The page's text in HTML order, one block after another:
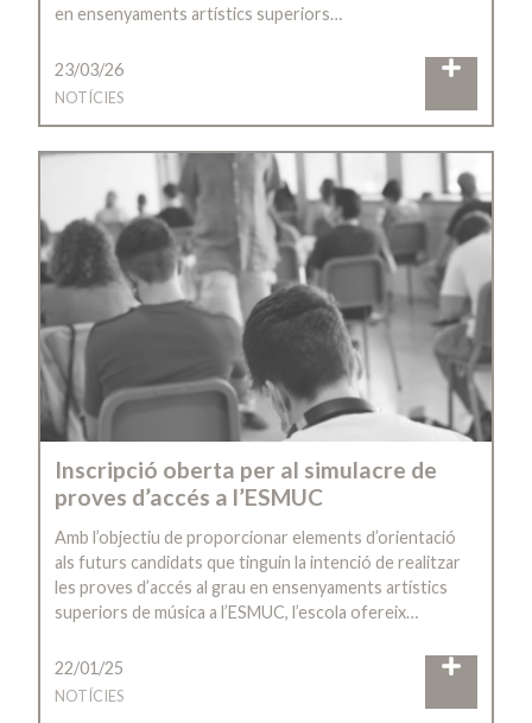
en ensenyaments artístics superiors…
23/03/26
NOTÍCIES
Inscripció oberta per al simulacre de
proves d’accés a l’ESMUC
Amb l’objectiu de proporcionar elements d’orientació
als futurs candidats que tinguin la intenció de realitzar
les proves d’accés al grau en ensenyaments artístics
superiors de música a l’ESMUC, l’escola ofereix…
22/01/25
NOTÍCIES